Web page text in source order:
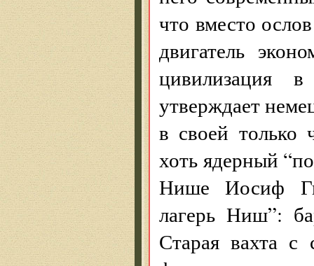
что вместо
двигатель
цивилизация
утверждает
в своей только
хоть ядерный
Нише Иосиф
лагерь Ниш”:
Старая вахта с